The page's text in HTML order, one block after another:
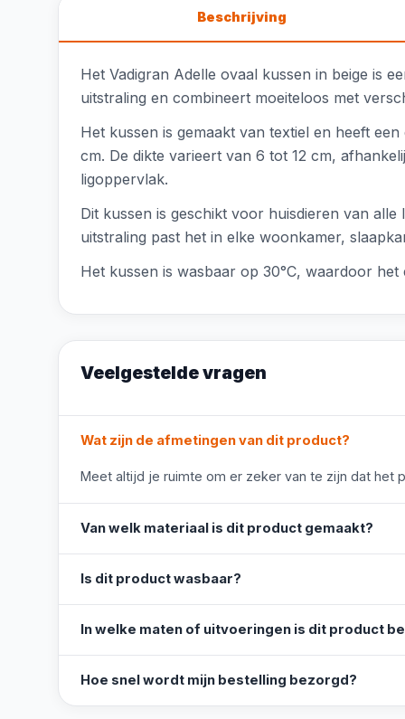
Beschrijving
Het Vadigran Adelle ovaal kussen in beige is
uitstraling en combineert moeiteloos met
Het kussen is gemaakt van textiel en heeft
cm. De dikte varieert van 6 tot 12 cm,
ligoppervlak.
Dit kussen is geschikt voor huisdieren van
uitstraling past het in elke woonkamer,
Het kussen is wasbaar op 30°C, waardoor
Veelgestelde vragen
Wat zijn de afmetingen van dit product?
Meet altijd je ruimte om er zeker van te zijn dat het
Van welk materiaal is dit product gemaakt?
Is dit product wasbaar?
In welke maten of uitvoeringen is dit product
Hoe snel wordt mijn bestelling bezorgd?